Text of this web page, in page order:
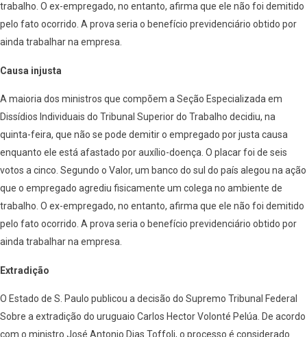
trabalho. O ex-empregado, no entanto, afirma que ele não foi demitido
pelo fato ocorrido. A prova seria o benefício previdenciário obtido por
ainda trabalhar na empresa.
Causa injusta
A maioria dos ministros que compõem a Seção Especializada em
Dissídios Individuais do Tribunal Superior do Trabalho decidiu, na
quinta-feira, que não se pode demitir o empregado por justa causa
enquanto ele está afastado por auxílio-doença. O placar foi de seis
votos a cinco. Segundo o Valor, um banco do sul do país alegou na ação
que o empregado agrediu fisicamente um colega no ambiente de
trabalho. O ex-empregado, no entanto, afirma que ele não foi demitido
pelo fato ocorrido. A prova seria o benefício previdenciário obtido por
ainda trabalhar na empresa.
Extradição
O Estado de S. Paulo publicou a decisão do Supremo Tribunal Federal
Sobre a extradição do uruguaio Carlos Hector Volonté Pelúa. De acordo
com o ministro José Antonio Dias Toffoli, o processo é considerado